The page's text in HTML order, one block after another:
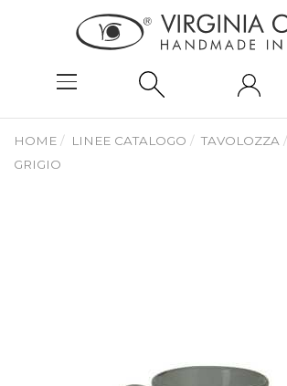
HOME LINEE CATALOGO TAVOLOZZA
GRIGIO